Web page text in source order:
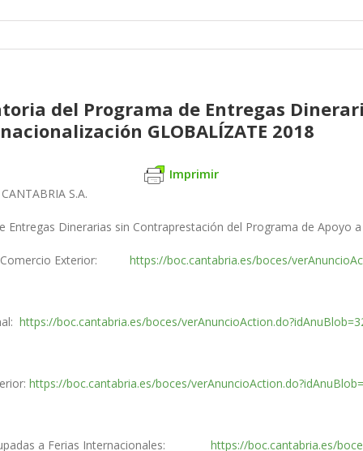
del Programa de Entregas
GLOBALÍZATE 2018
Imprimir
S.A.
Dinerarias sin Contraprestación del Programa de Apoyo
Comercio Exterior: https://boc.cantabria.es/boces/
https://boc.cantabria.es/boces/
https://boc.cantabria.es/boces/
a Ferias Internacionales: https://boc.cantabria.es/